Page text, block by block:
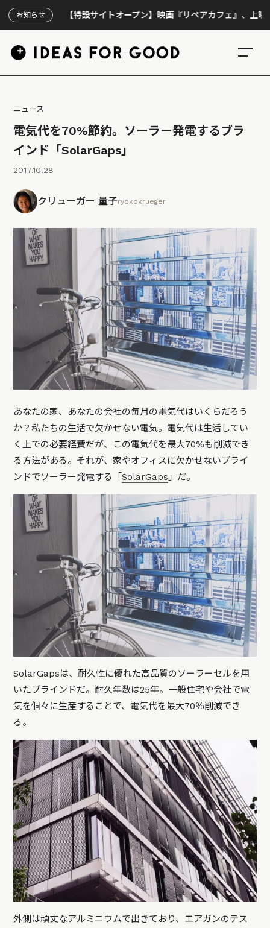
お知らせ
【特設サイトオープン】映画『リペアカフェ』、上映300回の先
ニュース
電気代を70%節約。ソーラー発電するブラ
インド「SolarGaps」
2017.10.28
クリューガー 量子ryokokrueger
あなたの家、あなたの会社の毎月の電気代はいくらだろう
か？私たちの生活で欠かせない電気。電気代は生活してい
く上での必要経費だが、この電気代を最大70%も削減でき
る方法がある。それが、家やオフィスに欠かせないブライ
ンドでソーラー発電する「SolarGaps 」だ。
SolarGapsは、耐久性に優れた高品質のソーラーセルを用
いたブラインドだ。耐久年数は25年。一般住宅や会社で電
気を個々に生産することで、電気代を最大70％削減でき
る。
外側は頑丈なアルミニウムで出きており、エアガンのテス